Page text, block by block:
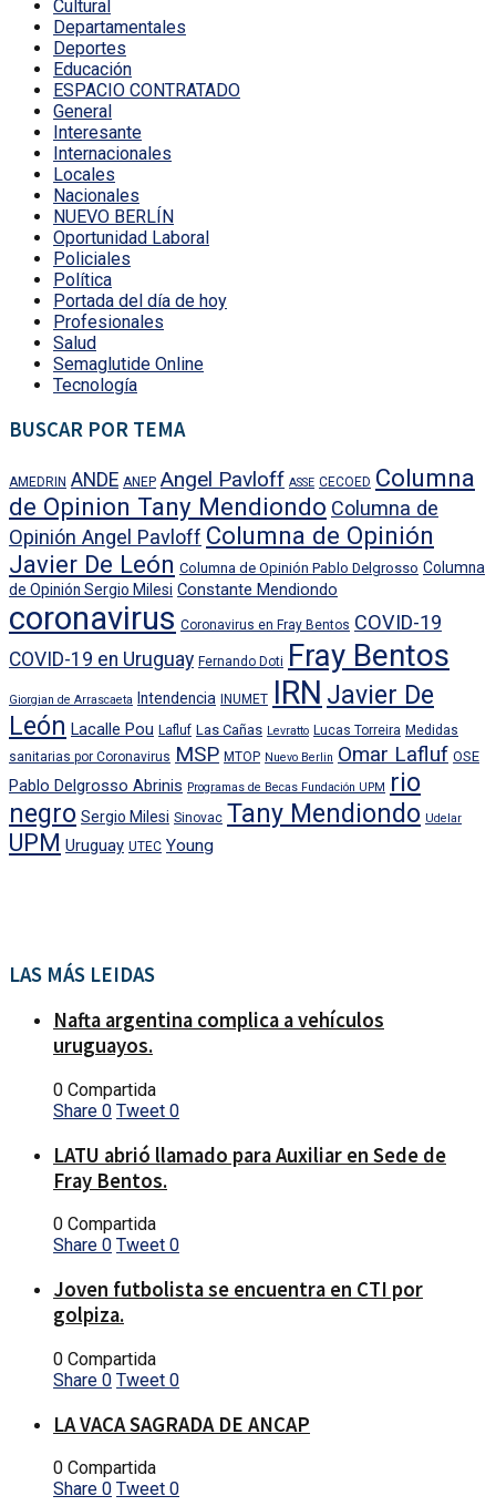
Cultural
Departamentales
Deportes
Educación
ESPACIO CONTRATADO
General
Interesante
Internacionales
Locales
Nacionales
NUEVO BERLÍN
Oportunidad Laboral
Policiales
Política
Portada del día de hoy
Profesionales
Salud
Semaglutide Online
Tecnología
BUSCAR POR TEMA
AMEDRIN ANDE ANEP Angel Pavloff ASSE CECOED Columna
de Opinion Tany Mendiondo Columna de
Opinión Angel Pavloff Columna de Opinión
Javier De León Columna de Opinión Pablo Delgrosso Columna
de Opinión Sergio Milesi Constante Mendiondo
coronavirus Coronavirus en Fray Bentos COVID-19
COVID-19 en Uruguay Fernando Doti Fray Bentos
Giorgian de Arrascaeta Intendencia INUMET IRN Javier De
León Lacalle Pou Lafluf Las Cañas Levratto Lucas Torreira Medidas
sanitarias por Coronavirus MSP MTOP Nuevo Berlin Omar Lafluf OSE
Pablo Delgrosso Abrinis Programas de Becas Fundación UPM rio
negro Sergio Milesi Sinovac Tany Mendiondo Udelar
UPM Uruguay UTEC Young
LAS MÁS LEIDAS
Nafta argentina complica a vehículos
uruguayos.
0 Compartida
Share 0 Tweet 0
LATU abrió llamado para Auxiliar en Sede de
Fray Bentos.
0 Compartida
Share 0 Tweet 0
Joven futbolista se encuentra en CTI por
golpiza.
0 Compartida
Share 0 Tweet 0
LA VACA SAGRADA DE ANCAP
0 Compartida
Share 0 Tweet 0